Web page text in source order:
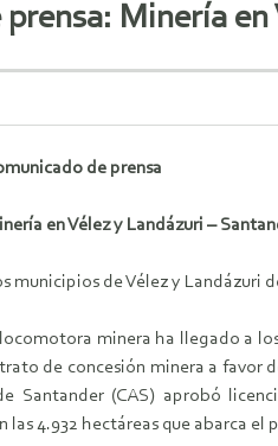
Minería
de prensa
en Vélez y Landázuri –
municipios de Vélez y
locomotora minera ha llegado a
de concesión minera a favor
Santander (CAS) aprobó
las 4.932 hectáreas que abarca